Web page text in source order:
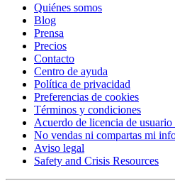
Quiénes somos
Blog
Prensa
Precios
Contacto
Centro de ayuda
Política de privacidad
Preferencias de cookies
Términos y condiciones
Acuerdo de licencia de
No vendas ni compartas mi
Aviso legal
Safety and Crisis Resources